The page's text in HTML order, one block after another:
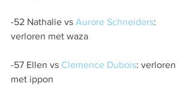
-52 Nathalie vs Aurore Schneiders:
verloren met waza
-57 Ellen vs Clemence Dubois: verloren
met ippon